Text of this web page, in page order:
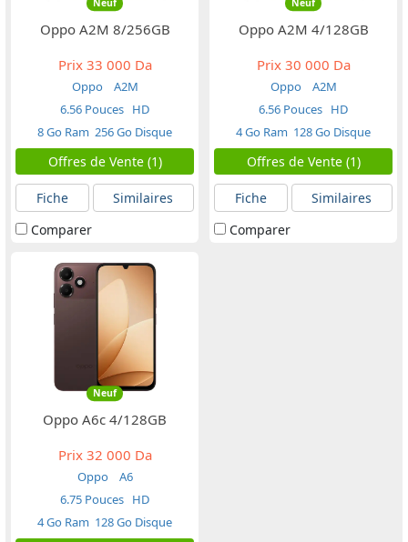
Neuf
Oppo A2M 8/256GB
Prix33 000 Da
Oppo
A2M
6.56 Pouces HD
8 Go Ram 256 Go Disque
Offres de Vente (1)
Fiche
Similaires
Comparer
Neuf
Oppo A2M 4/128GB
Prix30 000 Da
Oppo
A2M
6.56 Pouces HD
4 Go Ram 128 Go Disque
Offres de Vente (1)
Fiche
Similaires
Comparer
Neuf
Oppo A6c 4/128GB
Prix32 000 Da
Oppo
A6
6.75 Pouces HD
4 Go Ram 128 Go Disque